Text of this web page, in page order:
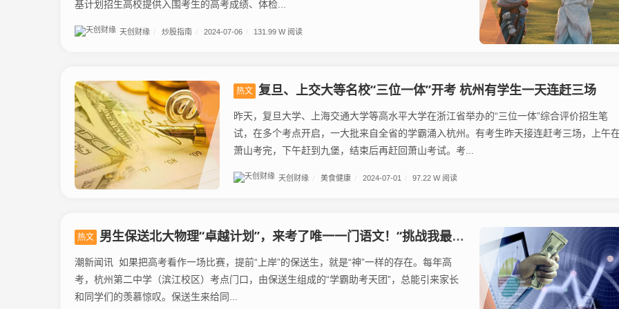
基计划招生高校提供入围考生的高考成绩、体检...
天创财缘 炒股指南 2024-07-06 131.99 W 阅读
热文 复旦、上交大等名校“三位一体”开考 杭州有学生一天连赶三场
昨天，复旦大学、上海交通大学等高水平大学在浙江省举办的“三位一体”综合评价招生笔
试，在多个考点开启，一大批来自全省的学霸涌入杭州。有考生昨天接连赶考三场，上午
萧山考完，下午赶到九堡，结束后再赶回萧山考试。考...
天创财缘 美食健康 2024-07-01 97.22 W 阅读
热文 男生保送北大物理“卓越计划”，来考了唯一一门语文！“挑战我最弱的语文”
潮新闻讯 如果把高考看作一场比赛，提前“上岸”的保送生，就是“神”一样的存在。每年高
考，杭州第二中学（滨江校区）考点门口，由保送生组成的“学霸助考天团”，总能引来家长
和同学们的羡慕惊叹。保送生来给同...